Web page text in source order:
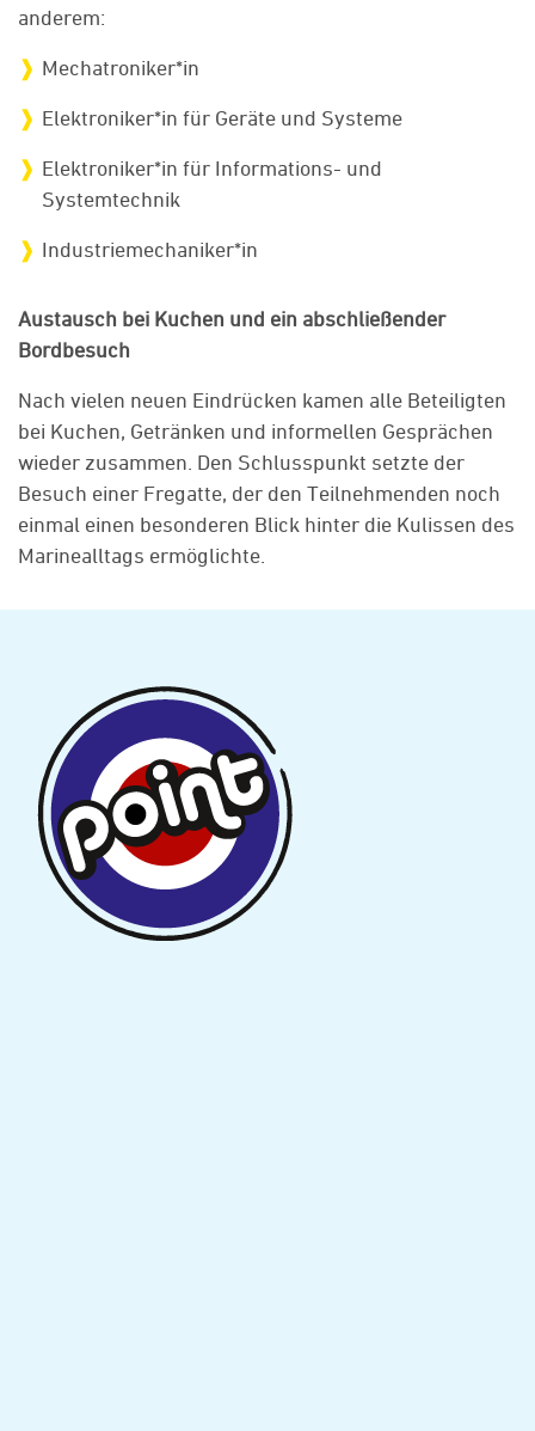
anderem:
Mechatroniker*in
Elektroniker*in für Geräte und Systeme
Elektroniker*in für Informations- und
Systemtechnik
Industriemechaniker*in
Austausch bei Kuchen und ein abschließender
Bordbesuch
Nach vielen neuen Eindrücken kamen alle Beteiligten
bei Kuchen, Getränken und informellen Gesprächen
wieder zusammen. Den Schlusspunkt setzte der
Besuch einer Fregatte, der den Teilnehmenden noch
einmal einen besonderen Blick hinter die Kulissen des
Marinealltags ermöglichte.